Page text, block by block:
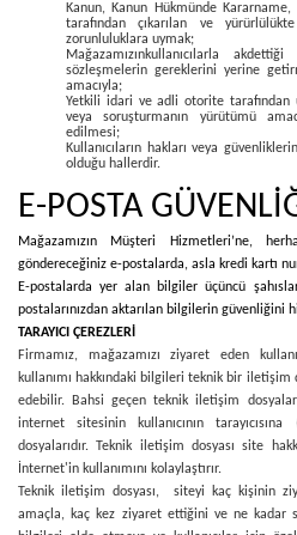
Kanun, Kanun Hükmünde
tarafından çıkarılan ve
zorunluluklara uymak;
Mağazamızınkullanıcılarla
sözleşmelerin gereklerini yerine
amacıyla;
Yetkili idari ve adli otorite tarafından
veya soruşturmanın yürütümü
edilmesi;
Kullanıcıların hakları veya
olduğu hallerdir.
E-POSTA
Mağazamızın Müşteri Hizmetleri’ne,
göndereceğiniz e-postalarda, asla kredi kartı
E-postalarda yer alan bilgiler üçüncü
postalarınızdan aktarılan bilgilerin güvenliğini
TARAYICI ÇEREZLERİ
Firmamız, mağazamızı ziyaret eden
kullanımı hakkındaki bilgileri teknik bir iletişim
edebilir. Bahsi geçen teknik iletişim
internet sitesinin kullanıcının
dosyalarıdır. Teknik iletişim dosyası site
İnternet'in kullanımını kolaylaştırır.
Teknik iletişim dosyası, siteyi kaç kişinin
amaçla, kaç kez ziyaret ettiğini ve ne kadar